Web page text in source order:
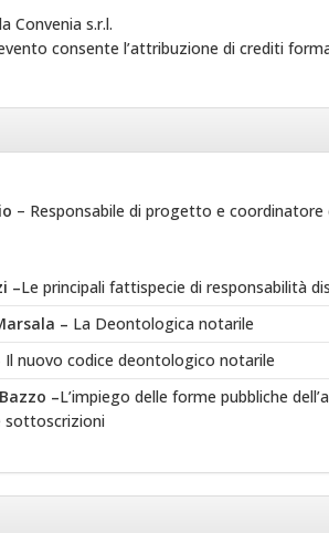
Convenia s.r.l.
consente l’attribuzione di crediti
– Responsabile di progetto e coordinatore
–Le principali fattispecie di responsabilità
– La Deontologica notarile
Il nuovo codice deontologico notarile
–L’impiego delle forme pubbliche
sottoscrizioni